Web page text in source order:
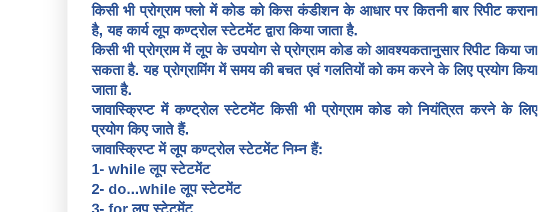
किसी भी प्रोग्राम फ्लो में कोड को किस कंडीशन के आधार पर कितनी बार रिपीट कराना
है, यह कार्य लूप कण्ट्रोल स्टेटमेंट द्वारा किया जाता है.
किसी भी प्रोग्राम में लूप के उपयोग से प्रोग्राम कोड को आवश्यकतानुसार रिपीट किया जा
सकता है. यह प्रोग्रामिंग में समय की बचत एवं गलतियों को कम करने के लिए प्रयोग किया
जाता है.
जावास्क्रिप्ट में कण्ट्रोल स्टेटमेंट किसी भी प्रोग्राम कोड को नियंत्रित करने के लिए
प्रयोग किए जाते हैं.
जावास्क्रिप्ट में लूप कण्ट्रोल स्टेटमेंट निम्न हैं:
1- while लूप स्टेटमेंट
2- do...while लूप स्टेटमेंट
3- for लूप स्टेटमेंट